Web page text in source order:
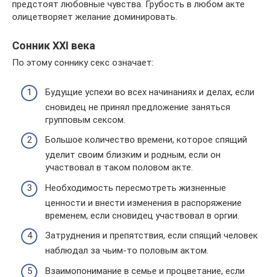
предстоят любовные чувства. Грубость в любом акте
олицетворяет желание доминировать.
Сонник XXI века
По этому соннику секс означает:
Будущие успехи во всех начинаниях и делах, если
сновидец не принял предложение заняться
групповым сексом.
Большое количество времени, которое спящий
уделит своим близким и родным, если он
участвовал в таком половом акте.
Необходимость пересмотреть жизненные
ценности и внести изменения в распоряжение
временем, если сновидец участвовал в оргии.
Затруднения и препятствия, если спящий человек
наблюдал за чьим-то половым актом.
Взаимопонимание в семье и процветание, если